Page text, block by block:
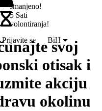
smanjeno!
5 Sati
volontiranja!
Prijavite se
BiH
svoj
otisak i
akciju
okolinu